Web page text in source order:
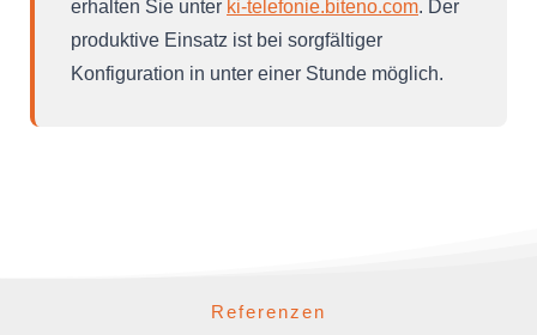
erhalten Sie unter ki-telefonie.biteno.com. Der
produktive Einsatz ist bei sorgfältiger
Konfiguration in unter einer Stunde möglich.
Referenzen